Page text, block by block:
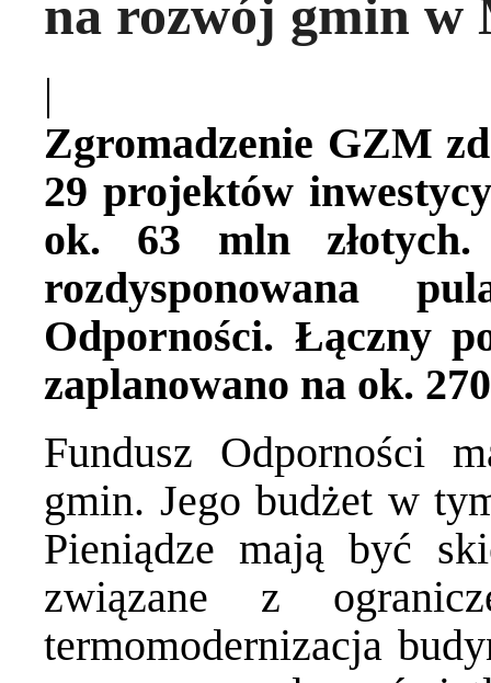
na rozwój gmin w
|
Zgromadzenie GZM
29 projektów
ok. 63 mln
rozdysponowana
Odporności. Łączny
zaplanowano na ok.
Fundusz Odporności
gmin. Jego budżet w
Pieniądze mają być
związane z
termomodernizacja